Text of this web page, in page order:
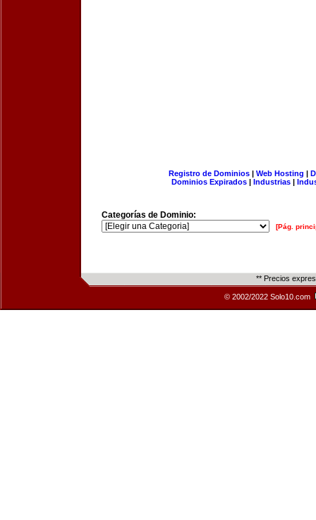
Registro de Dominios| Web Hosting |
Dominios Expirados | Industrias |
Categorías de Dominio:
[Pág.
** Precios
© 2002/2022 Solo10.com